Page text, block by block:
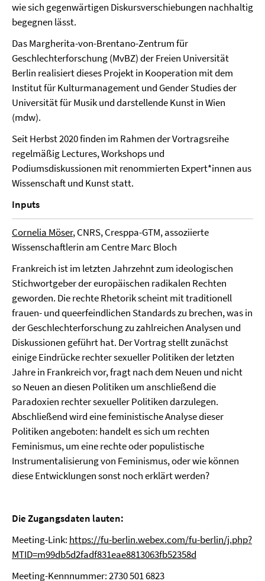
wie sich gegenwärtigen Diskursverschiebungen nachhaltig
begegnen lässt.
Das Margherita-von-Brentano-Zentrum für
Geschlechterforschung (MvBZ) der Freien Universität
Berlin realisiert dieses Projekt in Kooperation mit dem
Institut für Kulturmanagement und Gender Studies der
Universität für Musik und darstellende Kunst in Wien
(mdw).
Seit Herbst 2020 finden im Rahmen der Vortragsreihe
regelmäßig Lectures, Workshops und
Podiumsdiskussionen mit renommierten Expert*innen aus
Wissenschaft und Kunst statt.
Inputs
Cornelia Möser, CNRS, Cresppa-GTM, assoziierte
Wissenschaftlerin am Centre Marc Bloch
Frankreich ist im letzten Jahrzehnt zum ideologischen
Stichwortgeber der europäischen radikalen Rechten
geworden. Die rechte Rhetorik scheint mit traditionell
frauen- und queerfeindlichen Standards zu brechen, was in
der Geschlechterforschung zu zahlreichen Analysen und
Diskussionen geführt hat. Der Vortrag stellt zunächst
einige Eindrücke rechter sexueller Politiken der letzten
Jahre in Frankreich vor, fragt nach dem Neuen und nicht
so Neuen an diesen Politiken um anschließend die
Paradoxien rechter sexueller Politiken darzulegen.
Abschließend wird eine feministische Analyse dieser
Politiken angeboten: handelt es sich um rechten
Feminismus, um eine rechte oder populistische
Instrumentalisierung von Feminismus, oder wie können
diese Entwicklungen sonst noch erklärt werden?
Die Zugangsdaten lauten:
Meeting-Link: https://fu-berlin.webex.com/fu-berlin/j.php?
MTID=m99db5d2fadf831eae8813063fb52358d
Meeting-Kennnummer: 2730 501 6823